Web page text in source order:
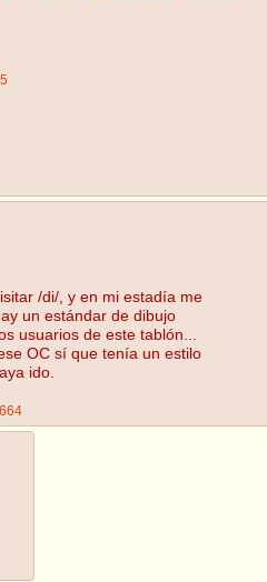
/di/, y en mi estadía me
un estándar de dibujo
usuarios de este tablón...
OC sí que tenía un estilo
ido.